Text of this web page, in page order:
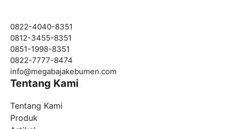
0822-4040-8351
0812-3455-8351
0851-1998-8351
0822-7777-8474
info@megabajakebumen.com
Tentang Kami
Tentang Kami
Produk